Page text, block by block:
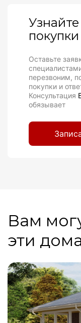
покупки
Оставьте
перезвоним,
покупки и
Консультация
обязывает
Вам
эти